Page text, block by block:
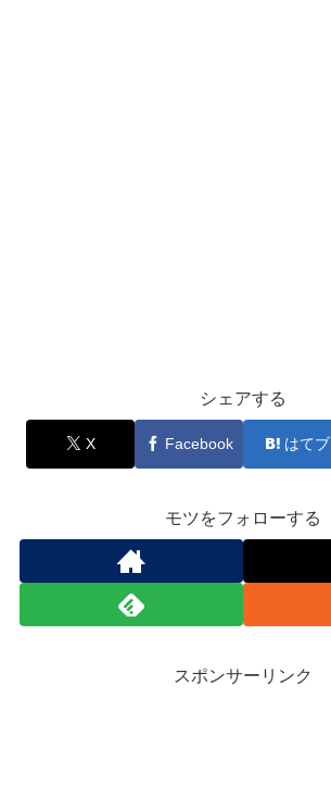
シェアする
X Facebook はてブ
モツをフォローする
スポンサーリンク